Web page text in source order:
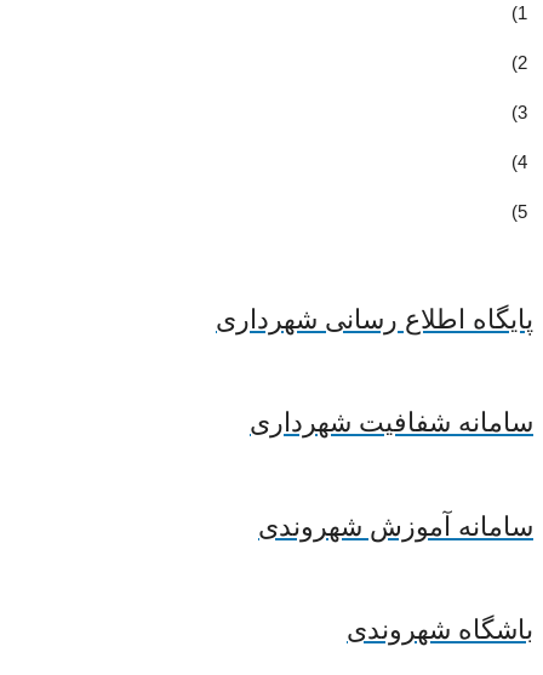
1)
2)
3)
4)
5)
پایگاه اطلاع رسانی شهرداری
سامانه شفافیت شهرداری
سامانه آموزش شهروندی
باشگاه شهروندی